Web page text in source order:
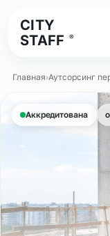
CITY
STAFF
®
Главная›Аутсорсинг
Аккредитована